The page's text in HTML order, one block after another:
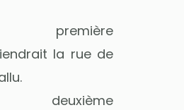
première
la rue de
deuxième